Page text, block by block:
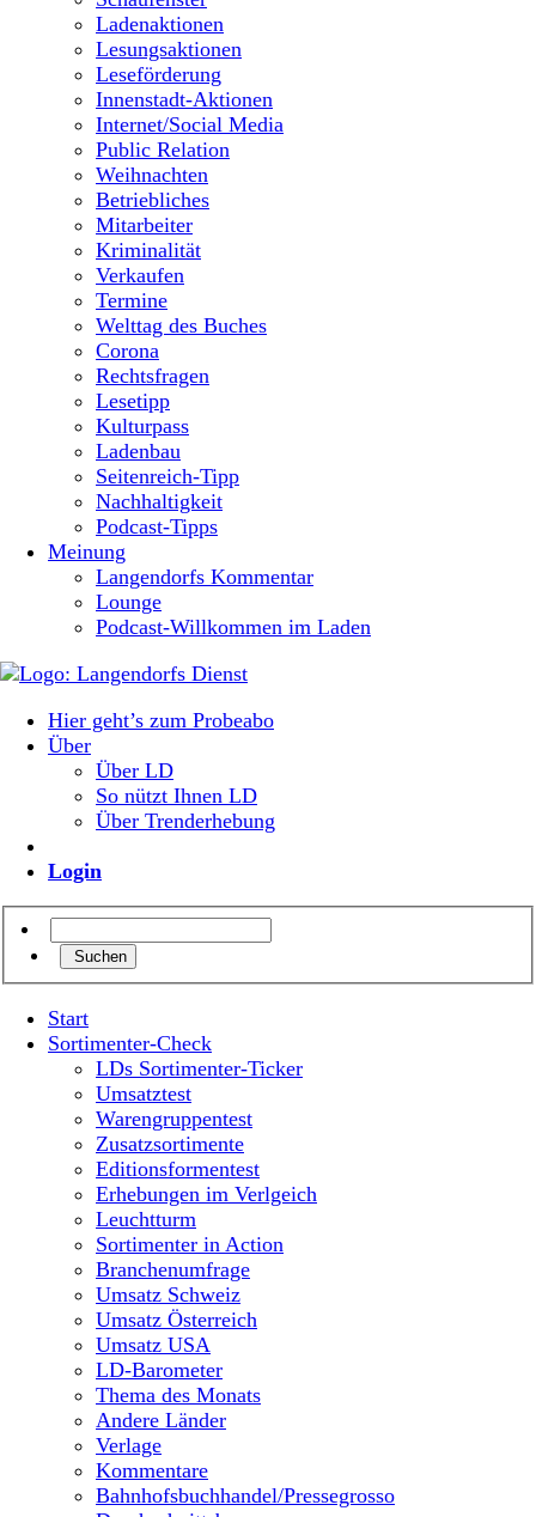
Ladenaktionen
Lesungsaktionen
Leseförderung
Innenstadt-Aktionen
Internet/Social Media
Public Relation
Weihnachten
Betriebliches
Mitarbeiter
Kriminalität
Verkaufen
Termine
Welttag des Buches
Corona
Rechtsfragen
Lesetipp
Kulturpass
Ladenbau
Seitenreich-Tipp
Nachhaltigkeit
Podcast-Tipps
Meinung
Langendorfs Kommentar
Lounge
Podcast-Willkommen im Laden
Hier geht’s zum Probeabo
Über
Über LD
So nützt Ihnen LD
Über Trenderhebung
Login
Suchen
Start
Sortimenter-Check
LDs Sortimenter-Ticker
Umsatztest
Warengruppentest
Zusatzsortimente
Editionsformentest
Erhebungen im Verlgeich
Leuchtturm
Sortimenter in Action
Branchenumfrage
Umsatz Schweiz
Umsatz Österreich
Umsatz USA
LD-Barometer
Thema des Monats
Andere Länder
Verlage
Kommentare
Bahnhofsbuchhandel/Pressegrosso